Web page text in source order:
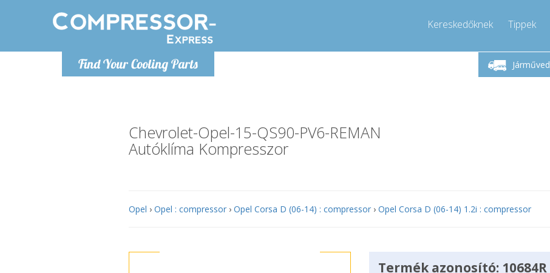
Find Your Cooling Parts
Kereskedőknek Tippek
Járműved
Hétfő-Péntek 9-17
+36303967994
info@compressor-express.hu
Hívjon!
Hétfő-Péntek 9-17
info@compressor-express.hu
Chevrolet-Opel-15-QS90-PV6-REMAN
Autóklíma Kompresszor
Opel › Opel : compressor › Opel Corsa D (06-14) : compressor › Opel Corsa D (06-14) 1.2i : compressor
Termék azonosító: 10684R